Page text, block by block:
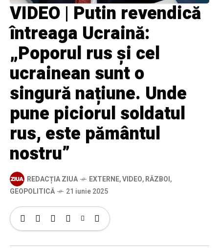
VIDEO | Putin revendică
întreaga Ucraină:
„Poporul rus și cel
ucrainean sunt o
singură națiune. Unde
pune piciorul soldatul
rus, este pământul
nostru”
REDACȚIA ZIUA EXTERNE,VIDEO,RĂZBOI,
GEOPOLITICĂ
21 iunie 2025